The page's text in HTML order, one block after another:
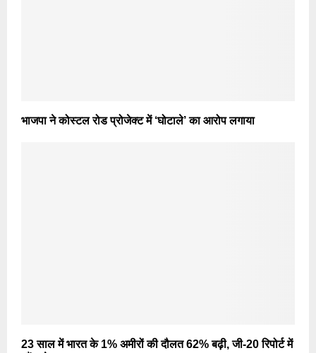
भाजपा ने कोस्टल रोड प्रोजेक्ट में ‘घोटाले’ का आरोप लगाया
23 साल में भारत के 1% अमीरों की दौलत 62% बढ़ी, जी-20 रिपोर्ट में